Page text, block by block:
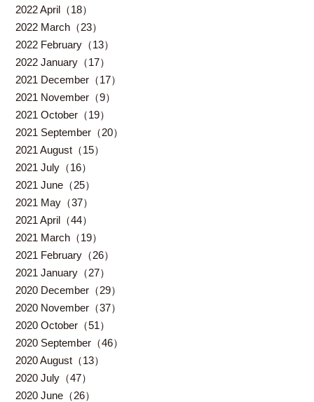
2022 April（18）
2022 March（23）
2022 February（13）
2022 January（17）
2021 December（17）
2021 November（9）
2021 October（19）
2021 September（20）
2021 August（15）
2021 July（16）
2021 June（25）
2021 May（37）
2021 April（44）
2021 March（19）
2021 February（26）
2021 January（27）
2020 December（29）
2020 November（37）
2020 October（51）
2020 September（46）
2020 August（13）
2020 July（47）
2020 June（26）